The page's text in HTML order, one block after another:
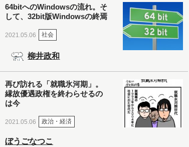
64bitへのWindowsの流れ。そ
して、32bit版Windowsの終焉
2021.05.06 社会
柳井政和
再び訪れる「就職氷河期」。
縁故優遇政権を終わらせるの
は今
2021.05.06 政治・経済
ぼうごなつこ